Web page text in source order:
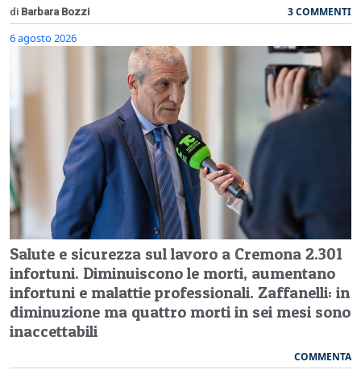
di Barbara Bozzi 3 COMMENTI
6 agosto 2026
Salute e sicurezza sul lavoro a Cremona 2.301
infortuni. Diminuiscono le morti, aumentano
infortuni e malattie professionali. Zaffanelli: in
diminuzione ma quattro morti in sei mesi sono
inaccettabili
COMMENTA